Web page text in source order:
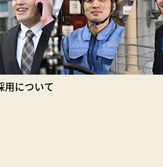
用について